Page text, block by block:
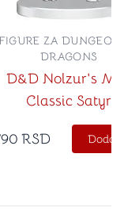
D&D Nolzur's
Classic Satyr
ZA
DRAGONS
RSD